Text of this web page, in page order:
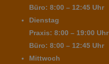
Büro: 8:00 – 12:45 Uhr
Dienstag
Praxis: 8:00 – 19:00 Uhr
Büro: 8:00 – 12:45 Uhr
Mittwoch